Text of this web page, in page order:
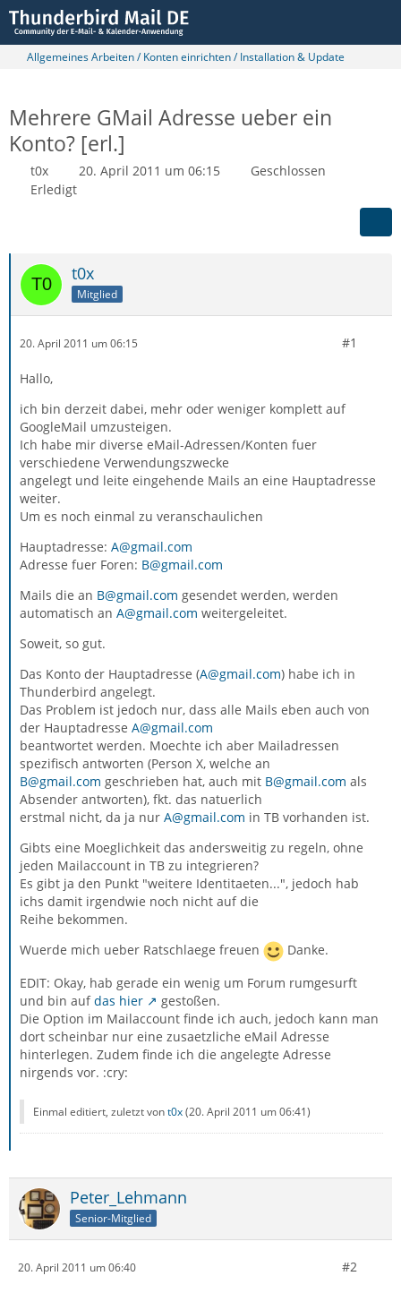
Allgemeines Arbeiten / Konten einrichten / Installation & Update
Mehrere GMail Adresse ueber ein
Konto? [erl.]
t0x 20. April 2011 um 06:15
Geschlossen
Erledigt
t0x
Mitglied
20. April 2011 um 06:15 #1
Hallo,
ich bin derzeit dabei, mehr oder weniger komplett auf
GoogleMail umzusteigen.
Ich habe mir diverse eMail-Adressen/Konten fuer
verschiedene Verwendungszwecke
angelegt und leite eingehende Mails an eine Hauptadresse
weiter.
Um es noch einmal zu veranschaulichen
Hauptadresse: A@gmail.com
Adresse fuer Foren: B@gmail.com
Mails die an B@gmail.com gesendet werden, werden
automatisch an A@gmail.com weitergeleitet.
Soweit, so gut.
Das Konto der Hauptadresse (A@gmail.com) habe ich in
Thunderbird angelegt.
Das Problem ist jedoch nur, dass alle Mails eben auch von
der Hauptadresse A@gmail.com
beantwortet werden. Moechte ich aber Mailadressen
spezifisch antworten (Person X, welche an
B@gmail.com geschrieben hat, auch mit B@gmail.com als
Absender antworten), fkt. das natuerlich
erstmal nicht, da ja nur A@gmail.com in TB vorhanden ist.
Gibts eine Moeglichkeit das andersweitig zu regeln, ohne
jeden Mailaccount in TB zu integrieren?
Es gibt ja den Punkt "weitere Identitaeten...", jedoch hab
ichs damit irgendwie noch nicht auf die
Reihe bekommen.
Wuerde mich ueber Ratschlaege freuen
Danke.
EDIT: Okay, hab gerade ein wenig um Forum rumgesurft
und bin aufdas hier
gestoßen.
Die Option im Mailaccount finde ich auch, jedoch kann man
dort scheinbar nur eine zusaetzliche eMail Adresse
hinterlegen. Zudem finde ich die angelegte Adresse
nirgends vor. :cry:
Einmal editiert, zuletzt vont0x(20. April 2011 um 06:41)
Peter_Lehmann
Senior-Mitglied
20. April 2011 um 06:40 #2